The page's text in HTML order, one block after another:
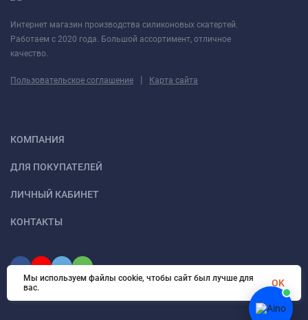
Интернет магазин производства силиконовых скатертей.
Работаем с 2020 года. Большой ассортимент, отличное
качество.
Пользовательское соглашение | Карта сайта
КОМПАНИЯ
ДЛЯ ПОКУПАТЕЛЕЙ
ЛИЧНЫЙ КАБИНЕТ
КОНТАКТЫ
Мы используем файлы cookie, чтобы сайт был лучше для
вас.
OK